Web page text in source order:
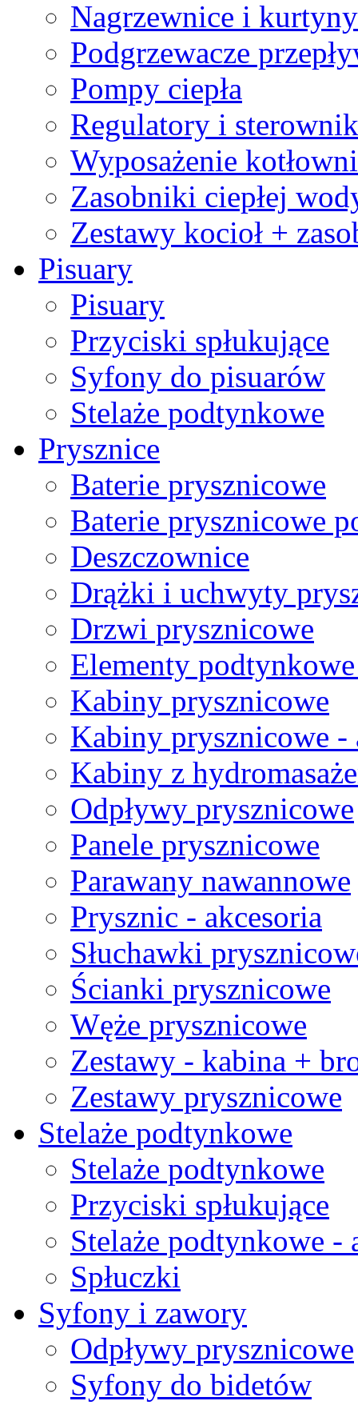
Nagrzewnice i
Podgrzewacze
Pompy ciepła
Regulatory i
Wyposażenie kotłowni
Zasobniki ciepłej
Zestawy kocioł +
Pisuary
Pisuary
Przyciski spłukujące
Syfony do pisuarów
Stelaże podtynkowe
Prysznice
Baterie prysznicowe
Baterie prysznicowe
Deszczownice
Drążki i uchwyty
Drzwi prysznicowe
Elementy
Kabiny prysznicowe
Kabiny prysznicowe -
Kabiny z
Odpływy prysznicowe
Panele prysznicowe
Parawany nawannowe
Prysznic - akcesoria
Słuchawki
Ścianki prysznicowe
Węże prysznicowe
Zestawy - kabina +
Zestawy prysznicowe
Stelaże podtynkowe
Stelaże podtynkowe
Przyciski spłukujące
Stelaże podtynkowe -
Spłuczki
Syfony i zawory
Odpływy prysznicowe
Syfony do bidetów